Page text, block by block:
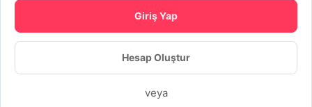
Giriş Yap
Hesap Oluştur
veya